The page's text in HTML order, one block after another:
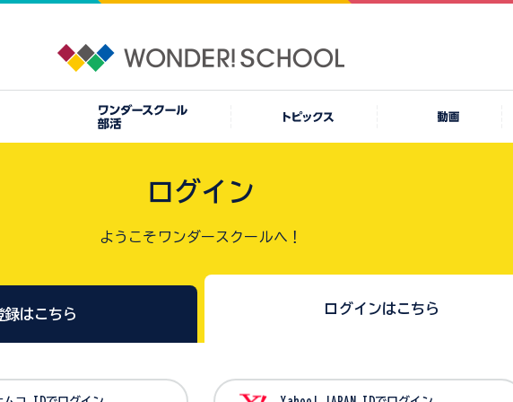
ログイン
ようこそワンダースクールへ！
録はこちら ログインはこちら